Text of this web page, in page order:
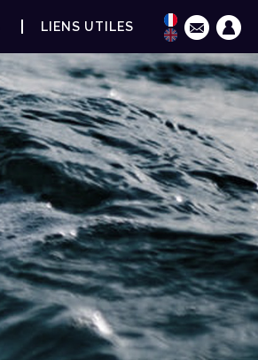
LIENS UTILES